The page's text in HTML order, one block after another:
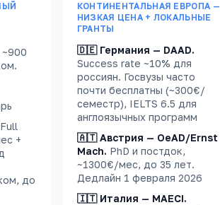
Full
+
до
КОНТИНЕНТАЛЬНАЯ ЕВРОПА —
НИЗКАЯ ЦЕНА + ЛОКАЛЬНЫЕ
ГРАНТЫ
🇩🇪 Германия — DAAD.
Success rate ~10% для
россиян. Госвузы часто
почти бесплатны (~300€/
семестр), IELTS 6.5 для
англоязычных программ
🇦🇹 Австрия — OeAD/Ernst
Mach. PhD и постдок,
~1300€/мес, до 35 лет.
Дедлайн 1 февраля 2026
🇮🇹 Италия — MAECI.